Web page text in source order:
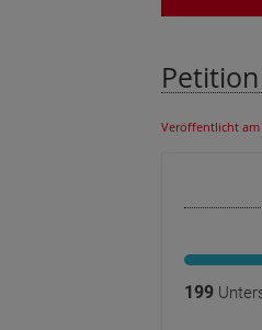
Veröffentlicht am
199